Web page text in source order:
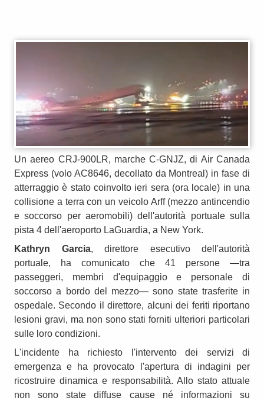
Un aereo CRJ-900LR, marche C-GNJZ, di Air Canada
Express (volo AC8646, decollato da Montreal) in fase di
atterraggio è stato coinvolto ieri sera (ora locale) in una
collisione a terra con un veicolo Arff (mezzo antincendio
e soccorso per aeromobili) dell'autorità portuale sulla
pista 4 dell'aeroporto LaGuardia, a New York.
Kathryn Garcia, direttore esecutivo dell'autorità
portuale, ha comunicato che 41 persone —tra
passeggeri, membri d'equipaggio e personale di
soccorso a bordo del mezzo— sono state trasferite in
ospedale. Secondo il direttore, alcuni dei feriti riportano
lesioni gravi, ma non sono stati forniti ulteriori particolari
sulle loro condizioni.
L'incidente ha richiesto l'intervento dei servizi di
emergenza e ha provocato l'apertura di indagini per
ricostruire dinamica e responsabilità. Allo stato attuale
non sono state diffuse cause né informazioni su